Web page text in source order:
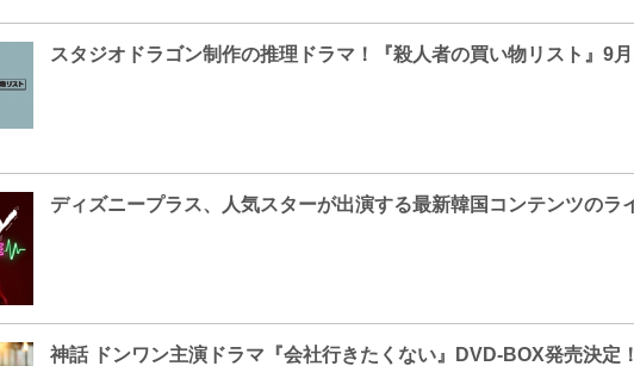
神話 ドンワン主演ドラマ『会社行きたくない』DVD-BOX発売決定！